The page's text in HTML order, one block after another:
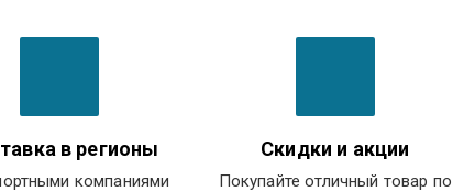
в регионы
компаниями
Скидки и акции
Покупайте отличный товар по